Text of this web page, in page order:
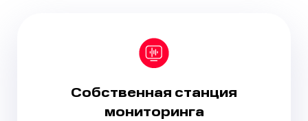
Собственная станция
мониторинга